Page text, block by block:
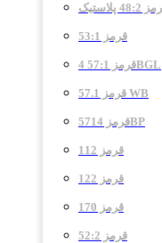
پلاستیک
قرمز 53:1
قرمز 57:1 4BGL
قرمز 57.1 WB
قرمز 5714BP
قرمز 112
قرمز 122
قرمز 170
قرمز 52:2